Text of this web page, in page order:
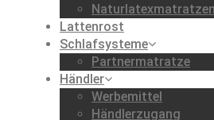
Naturlatexmatratzen
Lattenrost
Schlafsysteme
Partnermatratze
Händler
Werbemittel
Händlerzugang